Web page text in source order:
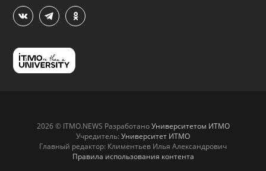
2026 © ITMO.NEWS РазработаноУниверситетом ИТМО
Учредитель: Университет ИТМО
Главный редактор: Климентьев Илья Александрович
Правила использования контента